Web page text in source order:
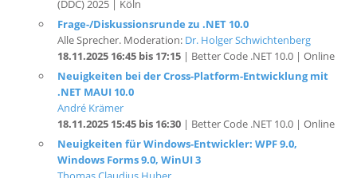
Alle Sprecher. Moderation:
18.11.2025 16:45 bis 17:15| Better Code .NET 10.0 | Online
Neuigkeiten bei der Cross-Platform-Entwicklung mit
.NET MAUI 10.0
André Krämer
18.11.2025 15:45 bis 16:30
Neuigkeiten für Windows-Entwickler: WPF 9.0,
Windows Forms 9.0, WinUI 3
Thomas Claudius Huber
18.11.2025 14:30 bis 15:15| Better Code .NET 10.0 | Online